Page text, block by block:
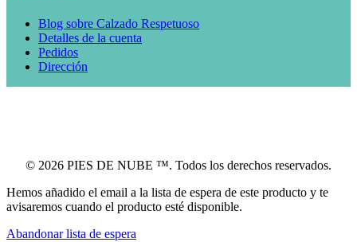
Blog sobre Calzado Respetuoso
Detalles de la cuenta
Pedidos
Dirección
© 2026 PIES DE NUBE ™. Todos los derechos reservados.
Hemos añadido el email a la lista de espera de este producto y te
avisaremos cuando el producto esté disponible.
Abandonar lista de espera